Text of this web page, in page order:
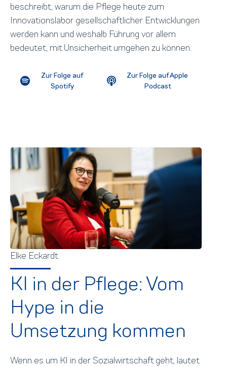
beschreibt, warum die Pflege heute zum
Innovationslabor gesellschaftlicher Entwicklungen
werden kann und weshalb Führung vor allem
bedeutet, mit Unsicherheit umgehen zu können.
Zur Folge auf
Spotify
Zur Folge auf Apple
Podcast
Elke Eckardt
KI in der Pflege: Vom
Hype in die
Umsetzung kommen
Wenn es um KI in der Sozialwirtschaft geht, lautet